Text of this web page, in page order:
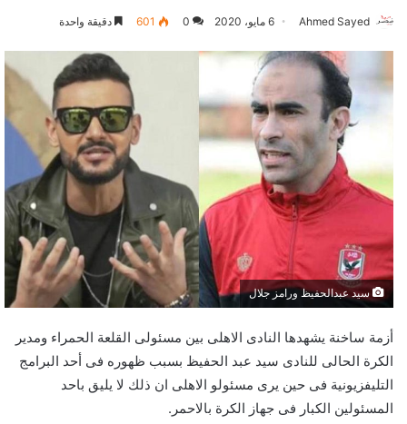
Ahmed Sayed 6 مايو، 2020 0
601 دقيقة واحدة
سيد عبدالحفيظ ورامز جلال
أزمة ساخنة يشهدها النادى الاهلى بين مسئولى القلعة الحمراء ومدير
الكرة الحالى للنادى سيد عبد الحفيظ بسبب ظهوره فى أحد البرامج
التليفزيونية فى حين يرى مسئولو الاهلى ان ذلك لا يليق باحد
المسئولين الكبار فى جهاز الكرة بالاحمر.